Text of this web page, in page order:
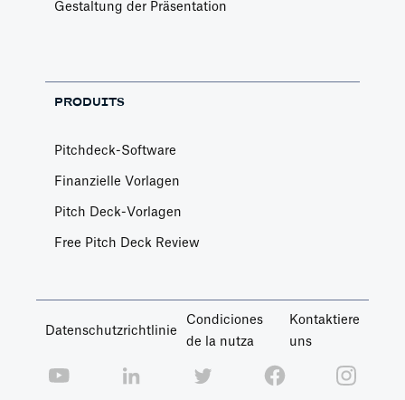
Gestaltung der Präsentation
PRODUITS
Pitchdeck-Software
Finanzielle Vorlagen
Pitch Deck-Vorlagen
Free Pitch Deck Review
Datenschutzrichtlinie
Condiciones
de la nutza
Kontaktiere
uns